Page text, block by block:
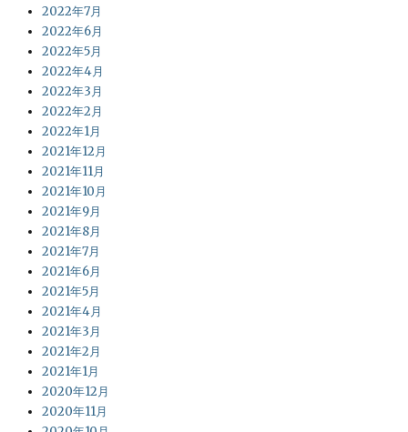
2022年7月
2022年6月
2022年5月
2022年4月
2022年3月
2022年2月
2022年1月
2021年12月
2021年11月
2021年10月
2021年9月
2021年8月
2021年7月
2021年6月
2021年5月
2021年4月
2021年3月
2021年2月
2021年1月
2020年12月
2020年11月